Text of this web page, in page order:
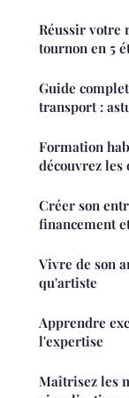
Réussir votre
tournon en 5
Guide
transport :
Formation
découvrez les
Créer son
financement
Vivre de son
qu'artiste
Apprendre
l'expertise
Maîtrisez les